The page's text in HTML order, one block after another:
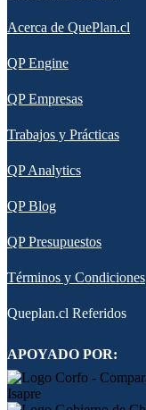
Acerca de QuePlan.cl
QP Engine
QP Empresas
Trabajos y Prácticas
QP Analytics
QP Blog
QP Presupuestos
Términos y Condiciones
Queplan.cl Referidos
APOYADO POR: